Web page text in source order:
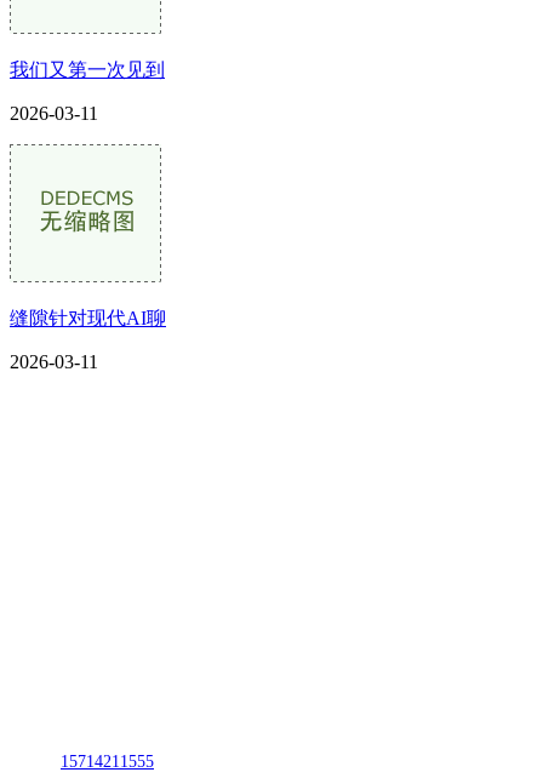
我们又第一次见到
2026-03-11
缝隙针对现代AI聊
2026-03-11
15714211555